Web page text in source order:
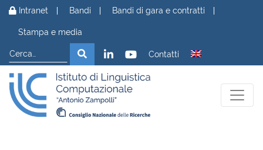
Vai al contenuto
Intranet Bandi Bandi di gara e contratti
Stampa e media
Cerca
Cerca Contatti